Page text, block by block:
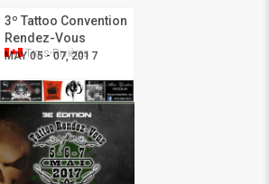
3º Tattoo Convention
Rendez-Vous
MAY 05 - 07, 2017
Trois-Rivières